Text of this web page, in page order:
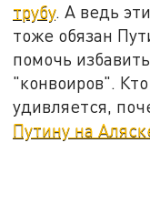
трубу. А ведь
тоже обязан
помочь
"конвоиров".
удивляется,
Путину на